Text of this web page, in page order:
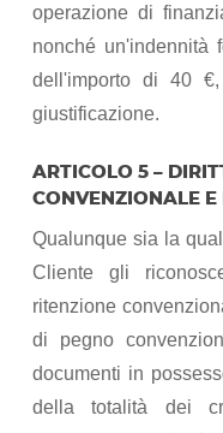
operazione di
nonché un'indennità
dell'importo di 40
giustificazione.
ARTICOLO 5 –
CONVENZIONALE
Qualunque sia la
Cliente gli
ritenzione
di pegno
documenti in
della totalità dei